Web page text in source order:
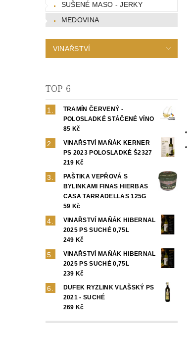
SUŠENÉ MASO - JERKY
MEDOVINA
VINAŘSTVÍ
TOP 6
TRAMÍN ČERVENÝ -
POLOSLADKÉ STÁČENÉ VÍNO
85 Kč
VINAŘSTVÍ MAŇÁK KERNER
PS 2023 POLOSLADKÉ Š2327
219 Kč
PAŠTIKA VEPŘOVÁ S
BYLINKAMI FINAS HIERBAS
CASA TARRADELLAS 125G
59 Kč
VINAŘSTVÍ MAŇÁK HIBERNAL
2025 PS SUCHÉ 0,75L
249 Kč
VINAŘSTVÍ MAŇÁK HIBERNAL
2025 PS SUCHÉ 0,75L
239 Kč
DUFEK RYZLINK VLAŠSKÝ PS
2021 - SUCHÉ
269 Kč